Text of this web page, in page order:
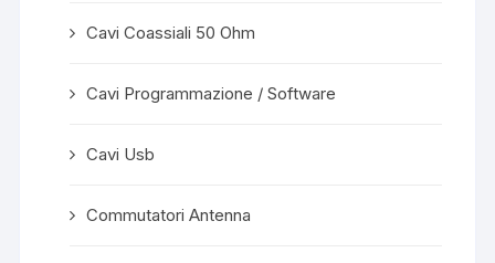
Cavi Coassiali 50 Ohm
Cavi Programmazione / Software
Cavi Usb
Commutatori Antenna